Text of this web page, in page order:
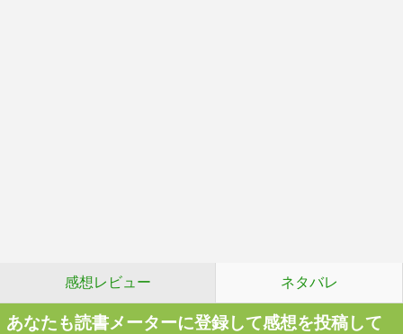
感想レビュー ネタバレ
あなたも読書メーターに登録して感想を投稿して